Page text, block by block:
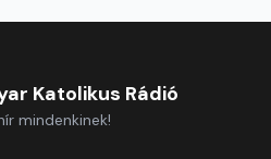
Katolikus Rádió
mindenkinek!